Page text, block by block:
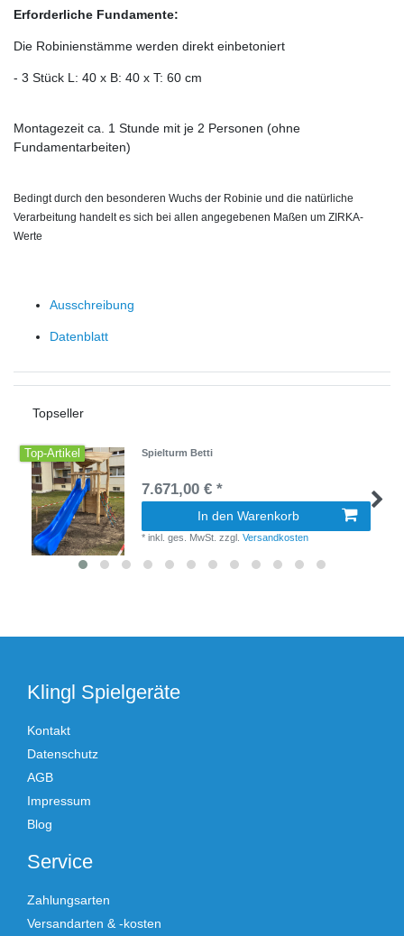
Erforderliche Fundamente:
Die Robinienstämme werden direkt einbetoniert
- 3 Stück L: 40 x B: 40 x T: 60 cm
Montagezeit ca. 1 Stunde mit je 2 Personen (ohne
Fundamentarbeiten)
Bedingt durch den besonderen Wuchs der Robinie und die natürliche
Verarbeitung handelt es sich bei allen angegebenen Maßen um ZIRKA-
Werte
Ausschreibung
Datenblatt
Topseller
Top-Artikel Spielturm Betti
7.671,00 € *
In den Warenkorb
*inkl. ges. MwSt. zzgl.Versandkosten
Klingl Spielgeräte
Kontakt
Datenschutz
AGB
Impressum
Blog
Service
Zahlungsarten
Versandarten & -kosten